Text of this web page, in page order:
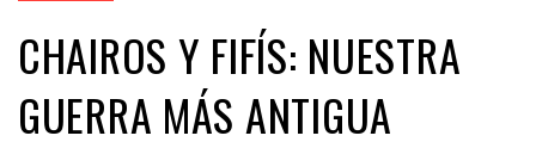
CHAIROS Y FIFÍS: NUESTRA
GUERRA MÁS ANTIGUA